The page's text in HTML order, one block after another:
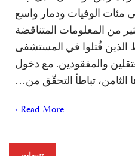
مئات الوفيات ودمار واسع
من المعلومات المتناقضة
قُتلوا في المستشفى
والمفقودين. مع دخول
تباطأ التحقّق من…
Read More ›